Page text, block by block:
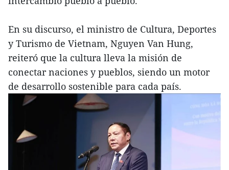
En su discurso, el ministro de Cultura, Deportes
y Turismo de Vietnam, Nguyen Van Hung,
reiteró que la cultura lleva la misión de
conectar naciones y pueblos, siendo un motor
de desarrollo sostenible para cada país.